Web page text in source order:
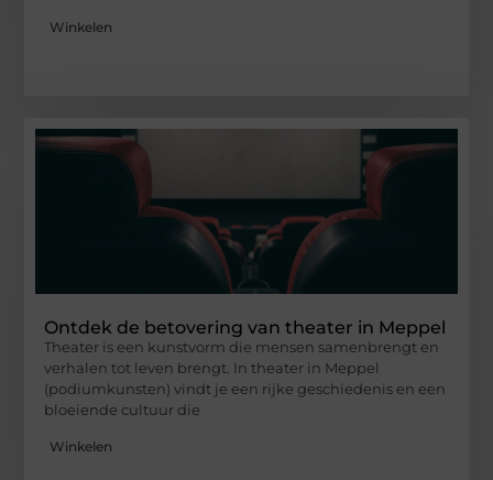
Winkelen
Ontdek de betovering van theater in Meppel
Theater is een kunstvorm die mensen samenbrengt en
verhalen tot leven brengt. In theater in Meppel
(podiumkunsten) vindt je een rijke geschiedenis en een
bloeiende cultuur die
Winkelen